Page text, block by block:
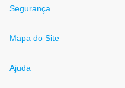
Segurança
Mapa do Site
Ajuda